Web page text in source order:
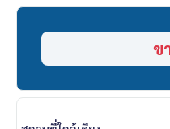
karn
#ขายบ้านเดี่ยวพัฒนาการสระ
ข